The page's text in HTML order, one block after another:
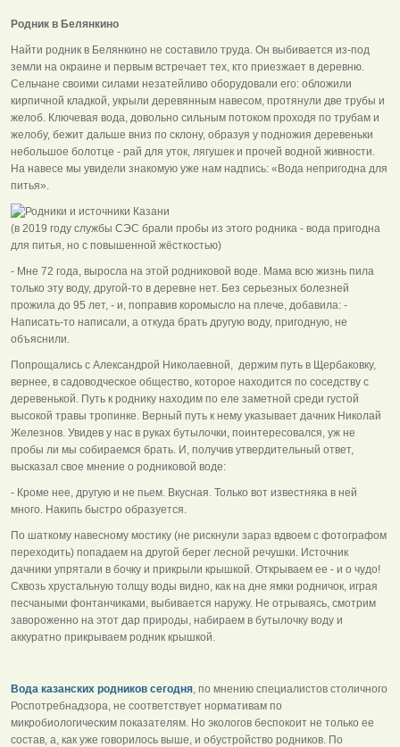
Родник в Белянкино
Найти родник в Белянкино не составило труда. Он выбивается из-под
земли на окраине и первым встречает тех, кто приезжает в деревню.
Сельчане своими силами незатейливо оборудовали его: обложили
кирпичной кладкой, укрыли деревянным навесом, протянули две трубы и
желоб. Ключевая вода, довольно сильным потоком проходя по трубам и
желобу, бежит дальше вниз по склону, образуя у подножия деревеньки
небольшое болотце - рай для уток, лягушек и прочей водной живности.
На навесе мы увидели знакомую уже нам надпись: «Вода непригодна для
питья».
(в 2019 году службы СЭС брали пробы из этого родника - вода пригодна
для питья, но с повышенной жёсткостью)
- Мне 72 года, выросла на этой родниковой воде. Мама всю жизнь пила
только эту воду, другой-то в деревне нет. Без серьезных болезней
прожила до 95 лет, - и, поправив коромысло на плече, добавила: -
Написать-то написали, а откуда брать другую воду, пригодную, не
объяснили.
Попрощались с Александрой Николаевной, держим путь в Щербаковку,
вернее, в садоводческое общество, которое находится по соседству с
деревенькой. Путь к роднику находим по еле заметной среди густой
высокой травы тропинке. Верный путь к нему указывает дачник Николай
Железнов. Увидев у нас в руках бутылочки, поинтересовался, уж не
пробы ли мы собираемся брать. И, получив утвердительный ответ,
высказал свое мнение о родниковой воде:
- Кроме нее, другую и не пьем. Вкусная. Только вот известняка в ней
много. Накипь быстро образуется.
По шаткому навесному мостику (не рискнули зараз вдвоем с фотографом
переходить) попадаем на другой берег лесной речушки. Источник
дачники упрятали в бочку и прикрыли крышкой. Открываем ее - и о чудо!
Сквозь хрустальную толщу воды видно, как на дне ямки родничок, играя
песчаными фонтанчиками, выбивается наружу. Не отрываясь, смотрим
завороженно на этот дар природы, набираем в бутылочку воду и
аккуратно прикрываем родник крышкой.
Вода казанских родников сегодня, по мнению специалистов столичного
Роспотребнадзора, не соответствует нормативам по
микробиологическим показателям. Но экологов беспокоит не только ее
состав, а, как уже говорилось выше, и обустройство родников. По